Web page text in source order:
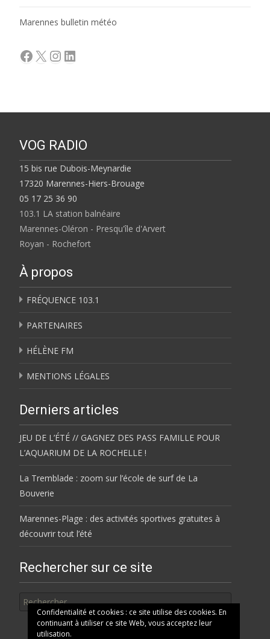
Marennes bulletin météo
Facebook
X Instagram
LinkedIn
VOG RADIO
15 bis rue Dubois-Meynardie
17320 Marennes-Hiers-Brouage
05 17 25 36 90
103.1 LA station balnéaire
Marennes-Oléron - Presqu'île d'Arvert
Royan - Rochefort
À propos
FRÉQUENCE 103.1
PARTENAIRES
HÉLÈNE FM
MENTIONS LÉGALES
Derniers articles
JEU DE L’ÉTÉ // GAGNEZ DES PASS FAMILLE POUR
L’AQUARIUM DE LA ROCHELLE !
La Tremblade : zoom sur l’école de surf de La
Bouverie
Marennes-Plage : des activités sportives gratuites à
découvrir tout l’été
Rechercher sur ce site
Confidentialité et cookies : ce site utilise des cookies. En
continuant à utiliser ce site Web, vous acceptez leur
utilisation.